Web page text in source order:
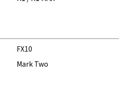
FX10
Mark Two